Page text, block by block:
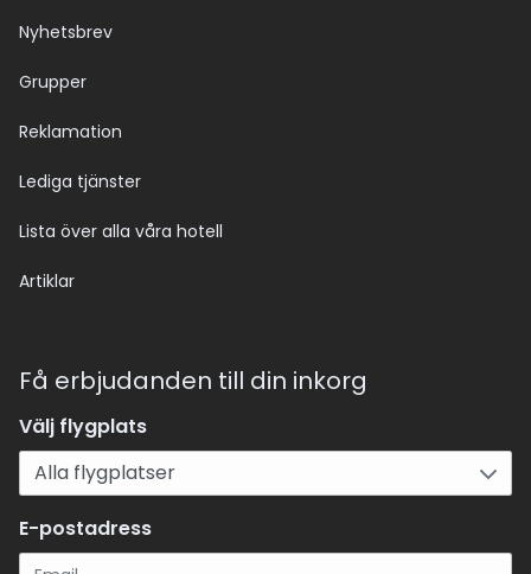
Nyhetsbrev
Grupper
Reklamation
Lediga tjänster
Lista över alla våra hotell
Artiklar
Få erbjudanden till din inkorg
Välj flygplats
E-postadress